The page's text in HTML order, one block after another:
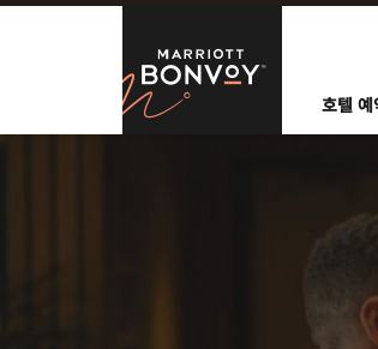
Skip to Content
호텔 예